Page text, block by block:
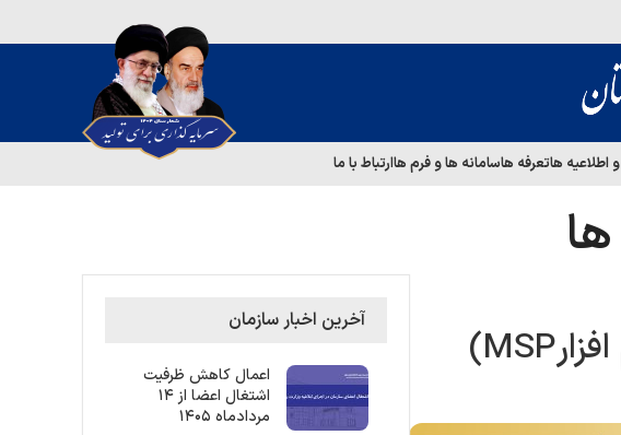
و اطلاعیه هاتعرفه هاسامانه ها و فرم هاارتباط با ما
آخرین اخبار سازمان
اعمال کاهش ظرفیت
اشتغال اعضا از ۱۴
مردادماه ۱۴۰۵